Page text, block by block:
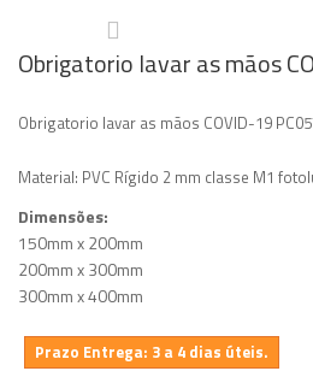
Obrigatorio lavar as mãos
Obrigatorio lavar as mãos COVID-19
Material: PVC Rígido 2 mm classe M1
Dimensões:
150mm x 200mm
200mm x 300mm
300mm x 400mm
Prazo Entrega: 3 a 4 dias úteis.